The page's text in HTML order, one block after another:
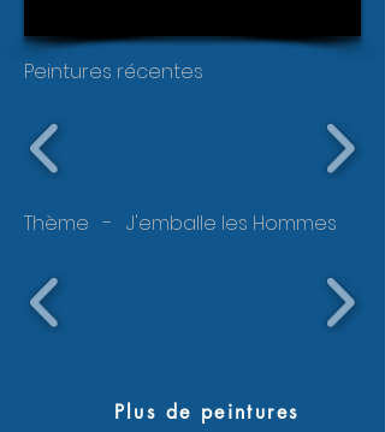
Peintures récentes
Thème - J'emballe les Hommes
Plus de peintures